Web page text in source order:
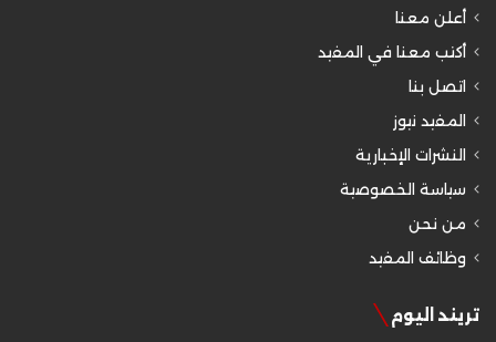
أعلن معنا
أكتب معنا في المفيد
اتصل بنا
المفيد نيوز
النشرات الإخبارية
سياسة الخصوصية
من نحن
وظائف المفيد
تريند اليوم